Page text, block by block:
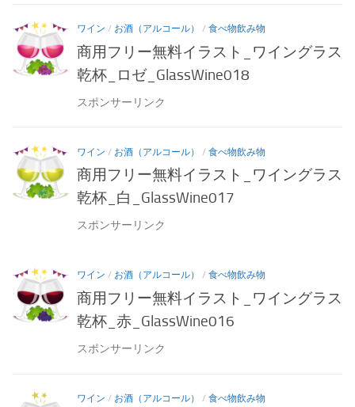
ワイン / お酒（アルコール） / 食べ物飲み物
商用フリー無料イラスト_ワイングラス
乾杯_ロゼ_GlassWine018
スポンサーリンク
ワイン / お酒（アルコール） / 食べ物飲み物
商用フリー無料イラスト_ワイングラス
乾杯_白_GlassWine017
スポンサーリンク
ワイン / お酒（アルコール） / 食べ物飲み物
商用フリー無料イラスト_ワイングラス
乾杯_赤_GlassWine016
スポンサーリンク
ワイン / お酒（アルコール） / 食べ物飲み物